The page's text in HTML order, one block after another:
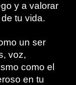
y a valorar
tu vida.
un ser
voz,
como el
en tu